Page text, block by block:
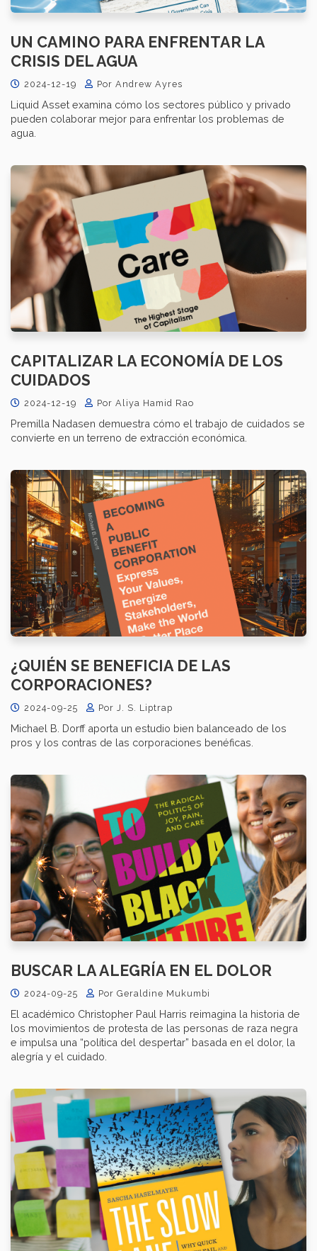
UN CAMINO PARA ENFRENTAR LA
CRISIS DEL AGUA
2024-12-19 Por Andrew Ayres
Liquid Asset examina cómo los sectores público y privado
pueden colaborar mejor para enfrentar los problemas de
agua.
CAPITALIZAR LA ECONOMÍA DE LOS
CUIDADOS
2024-12-19 Por Aliya Hamid Rao
Premilla Nadasen demuestra cómo el trabajo de cuidados se
convierte en un terreno de extracción económica.
¿QUIÉN SE BENEFICIA DE LAS
CORPORACIONES?
2024-09-25 Por J. S. Liptrap
Michael B. Dorff aporta un estudio bien balanceado de los
pros y los contras de las corporaciones benéficas.
BUSCAR LA ALEGRÍA EN EL DOLOR
2024-09-25 Por Geraldine Mukumbi
El académico Christopher Paul Harris reimagina la historia de
los movimientos de protesta de las personas de raza negra
e impulsa una “política del despertar” basada en el dolor, la
alegría y el cuidado.